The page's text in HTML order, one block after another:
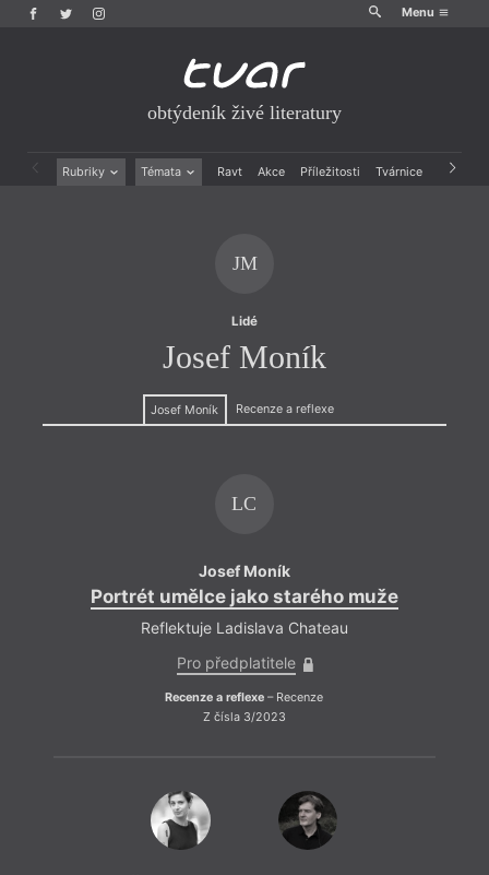
Menu
obtýdeník živé literatury
Rubriky Témata Ravt Akce Příležitosti Tvárnice Archiv
JM
Lidé
Josef Moník
Josef Moník Recenze a reflexe
LC
Josef Moník
Portrét umělce jako starého muže
Reflektuje Ladislava Chateau
Pro předplatitele
Recenze a reflexe – Recenze
Z čísla 3/2023